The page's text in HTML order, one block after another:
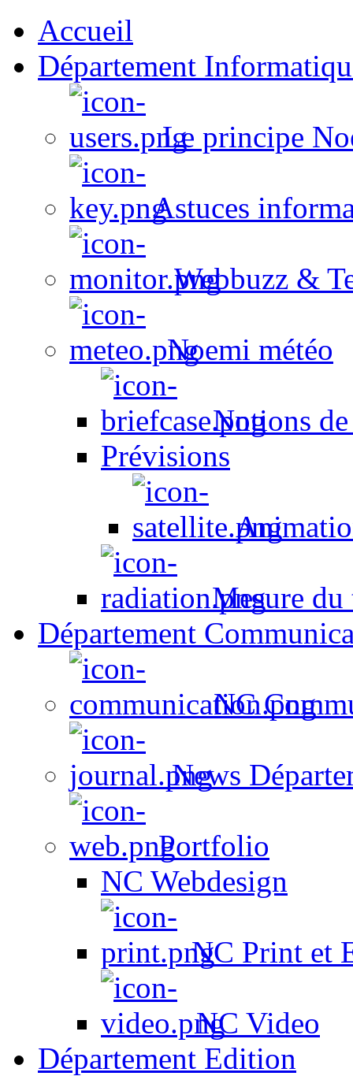
Accueil
Département
Le principe
Astuces
Webbuzz &
Noemi météo
Notions
Prévisions
Mesure du
Département
NC
News
Portfolio
NC Webdesign
NC Print et
NC Video
Département Edition